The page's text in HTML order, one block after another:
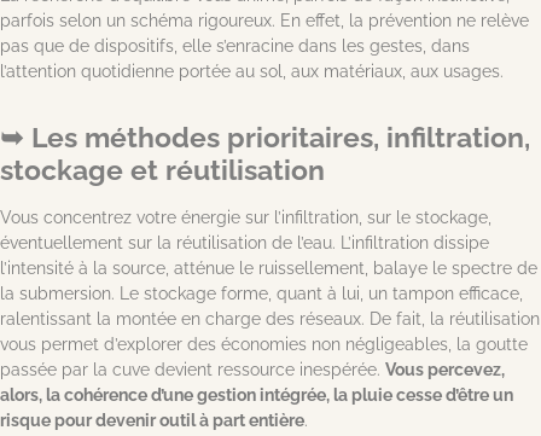
parfois selon un schéma rigoureux. En effet, la prévention ne relève
pas que de dispositifs, elle s’enracine dans les gestes, dans
l’attention quotidienne portée au sol, aux matériaux, aux usages.
Les méthodes prioritaires, infiltration,
stockage et réutilisation
Vous concentrez votre énergie sur l’infiltration, sur le stockage,
éventuellement sur la réutilisation de l’eau. L’infiltration dissipe
l’intensité à la source, atténue le ruissellement, balaye le spectre de
la submersion. Le stockage forme, quant à lui, un tampon efficace,
ralentissant la montée en charge des réseaux. De fait, la réutilisation
vous permet d’explorer des économies non négligeables, la goutte
passée par la cuve devient ressource inespérée. Vous percevez,
alors, la cohérence d’une gestion intégrée, la pluie cesse d’être un
risque pour devenir outil à part entière.